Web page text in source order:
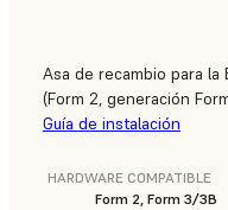
Asa de recambio para la
(Form 2, generación
Guía de instalación
HARDWARE COMPATIBLE
Form 2, Form 3/3B